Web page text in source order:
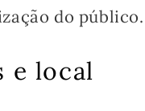
do público.
e local